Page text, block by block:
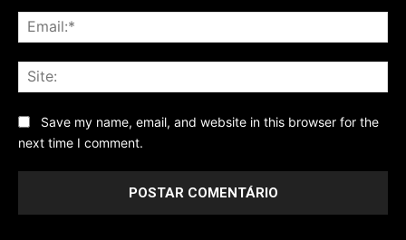
Save my name, email, and website in this browser for the
next time I comment.